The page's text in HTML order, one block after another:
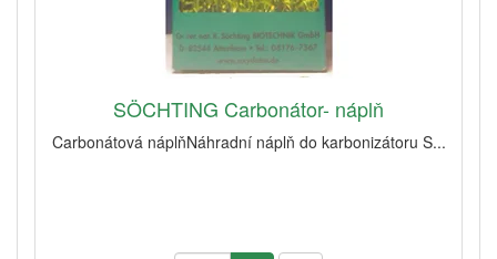
SÖCHTING Carbonátor- náplň
Carbonátová náplňNáhradní náplň do karbonizátoru S...